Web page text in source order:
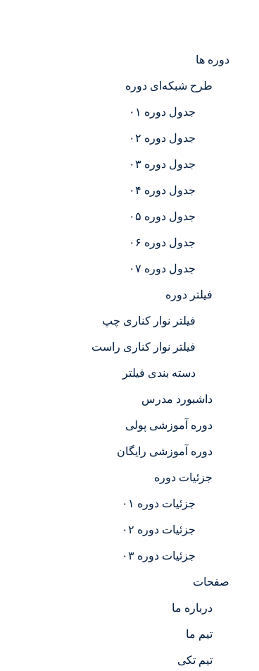
دوره ها
طرح شبکه‌ای دوره
جدول دوره ۰۱
جدول دوره ۰۲
جدول دوره ۰۳
جدول دوره ۰۴
جدول دوره ۰۵
جدول دوره ۰۶
جدول دوره ۰۷
فیلتر دوره
فیلتر نوار کناری چپ
فیلتر نوار کناری راست
دسته بندی فیلتر
داشبورد مدرس
دوره آموزشی پولی
دوره آموزشی رایگان
جزئیات دوره
جزئیات دوره ۰۱
جزئیات دوره ۰۲
جزئیات دوره ۰۳
صفحات
درباره ما
تیم ما
تیم تکی